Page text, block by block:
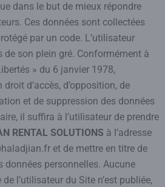
dans le but de mieux répondre
Ces données sont collectées
par un code. L’utilisateur
son plein gré. Conformément à
» du 6 janvier 1978,
droit d’accès, d’opposition, de
et de suppression des données
il suffira à l’utilisateur de prendre
RENTAL SOLUTIONS à l’adresse
et de mettre en titre de
données personnelles. Aucune
l’utilisateur du Site n’est publiée,